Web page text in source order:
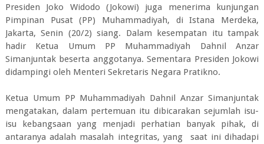
Presiden Joko Widodo (Jokowi) juga menerima kunjungan
Pimpinan Pusat (PP) Muhammadiyah, di Istana Merdeka,
Jakarta, Senin (20/2) siang. Dalam kesempatan itu tampak
hadir Ketua Umum PP Muhammadiyah Dahnil Anzar
Simanjuntak beserta anggotanya. Sementara Presiden Jokowi
didampingi oleh Menteri Sekretaris Negara Pratikno.
Ketua Umum PP Muhammadiyah Dahnil Anzar Simanjuntak
mengatakan, dalam pertemuan itu dibicarakan sejumlah isu-
isu kebangsaan yang menjadi perhatian banyak pihak, di
antaranya adalah masalah integritas, yang saat ini dihadapi